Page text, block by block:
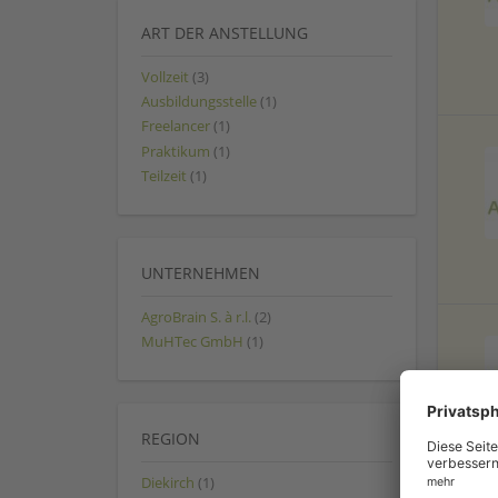
ART DER ANSTELLUNG
Vollzeit (3)
Ausbildungsstelle (1)
Freelancer (1)
Praktikum (1)
Teilzeit (1)
UNTERNEHMEN
AgroBrain S. à r.l. (2)
MuHTec GmbH (1)
REGION
Diekirch (1)